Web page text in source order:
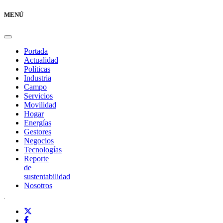
MENÚ
Portada
Actualidad
Políticas
Industria
Campo
Servicios
Movilidad
Hogar
Energías
Gestores
Negocios
Tecnologías
Reporte
de
sustentabilidad
Nosotros